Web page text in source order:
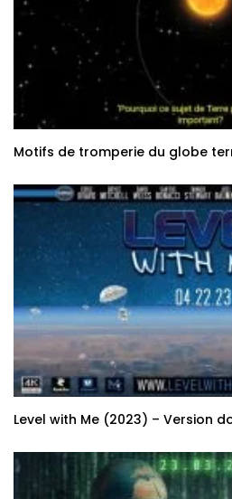
Motifs de tromperie du globe
Level with Me (2023) – Version